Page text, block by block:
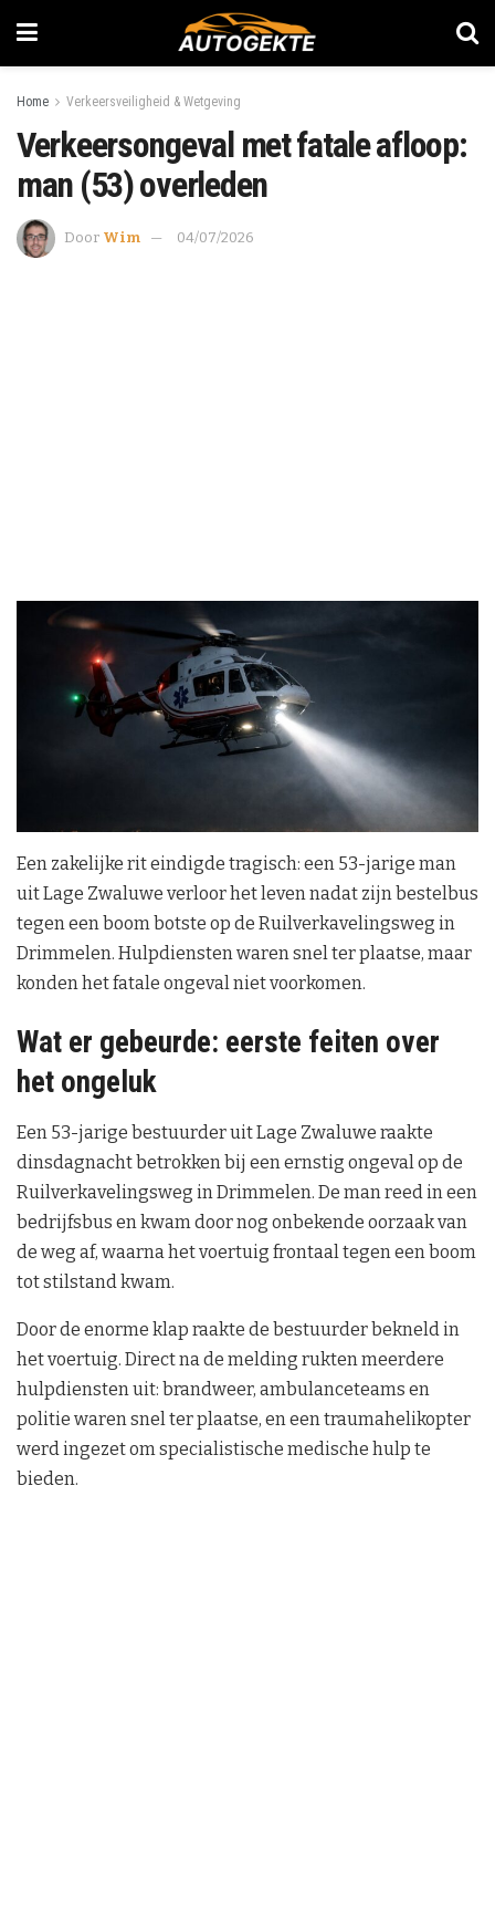
Home Verkeersveiligheid & Wetgeving
Verkeersongeval met fatale afloop:
man (53) overleden
Door Wim 04/07/2026
Een zakelijke rit eindigde tragisch: een 53-jarige man
uit Lage Zwaluwe verloor het leven nadat zijn bestelbus
tegen een boom botste op de Ruilverkavelingsweg in
Drimmelen. Hulpdiensten waren snel ter plaatse, maar
konden het fatale ongeval niet voorkomen.
Wat er gebeurde: eerste feiten over
het ongeluk
Een 53-jarige bestuurder uit Lage Zwaluwe raakte
dinsdagnacht betrokken bij een ernstig ongeval op de
Ruilverkavelingsweg in Drimmelen. De man reed in een
bedrijfsbus en kwam door nog onbekende oorzaak van
de weg af, waarna het voertuig frontaal tegen een boom
tot stilstand kwam.
Door de enorme klap raakte de bestuurder bekneld in
het voertuig. Direct na de melding rukten meerdere
hulpdiensten uit: brandweer, ambulanceteams en
politie waren snel ter plaatse, en een traumahelikopter
werd ingezet om specialistische medische hulp te
bieden.